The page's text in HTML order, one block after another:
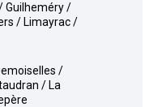
/ Limayrac /
/ La